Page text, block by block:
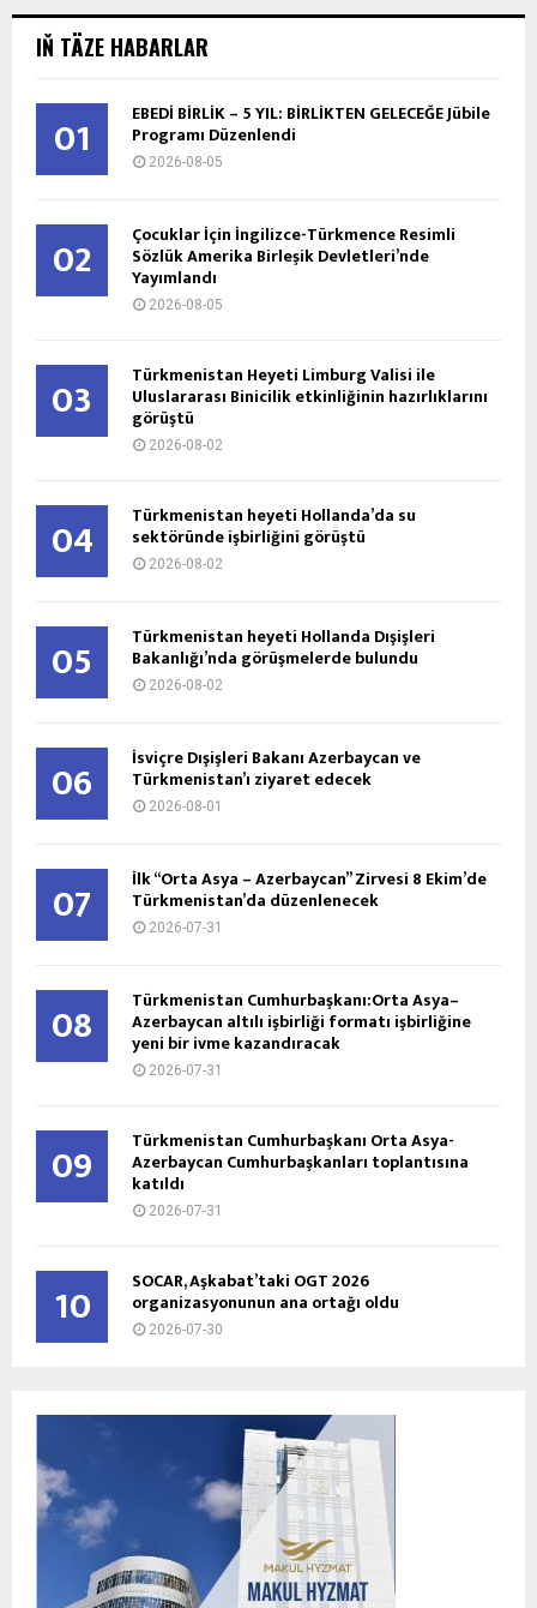
IŇ TÄZE HABARLAR
01 EBEDİ BİRLİK – 5 YIL: BİRLİKTEN GELECEĞE Jübile
Programı Düzenlendi
2026-08-05
02 Çocuklar İçin İngilizce-Türkmence Resimli
Sözlük Amerika Birleşik Devletleri’nde
Yayımlandı
2026-08-05
03 Türkmenistan Heyeti Limburg Valisi ile
Uluslararası Binicilik etkinliğinin hazırlıklarını
görüştü
2026-08-02
04 Türkmenistan heyeti Hollanda’da su
sektöründe işbirliğini görüştü
2026-08-02
05 Türkmenistan heyeti Hollanda Dışişleri
Bakanlığı’nda görüşmelerde bulundu
2026-08-02
06 İsviçre Dışişleri Bakanı Azerbaycan ve
Türkmenistan’ı ziyaret edecek
2026-08-01
07 İlk “Orta Asya – Azerbaycan” Zirvesi 8 Ekim’de
Türkmenistan’da düzenlenecek
2026-07-31
08 Türkmenistan Cumhurbaşkanı:Orta Asya–
Azerbaycan altılı işbirliği formatı işbirliğine
yeni bir ivme kazandıracak
2026-07-31
09 Türkmenistan Cumhurbaşkanı Orta Asya-
Azerbaycan Cumhurbaşkanları toplantısına
katıldı
2026-07-31
10 SOCAR, Aşkabat’taki OGT 2026
organizasyonunun ana ortağı oldu
2026-07-30